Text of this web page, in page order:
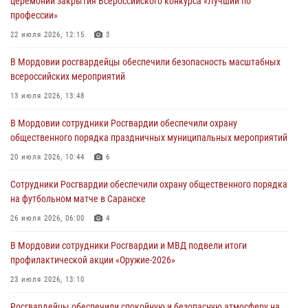
повредившего имущество в кафе
06 августа 2026, 07:03
незамедлительно
05 августа 2026, 15:04
подозреваемого в причинении телесных повреждений супруге
05 августа 2026, 12:34
проведения масштабного праздника в Темникове
05 августа 2026, 09:04 4
профессии»
22 июля 2026, 12:15 3
В Мордовии росгвардейцы обеспечили безопасность масштабных
всероссийских мероприятий
13 июля 2026, 13:48
В Мордовии сотрудники Росгвардии обеспечили охрану
общественного порядка праздничных муниципальных мероприятий
20 июля 2026, 10:44 6
Сотрудники Росгвардии обеспечили охрану общественного порядка
на футбольном матче в Саранске
26 июля 2026, 06:00 4
В Мордовии сотрудники Росгвардии и МВД подвели итоги
профилактической акции «Оружие‑2026»
23 июля 2026, 13:10